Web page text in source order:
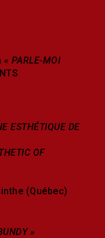
« PARLE-MOI
ESTHÉTIQUE DE
OF
(Québec)
»